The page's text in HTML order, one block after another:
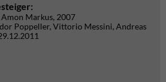
Markus, 2007
Poppeller, Vittorio Messini, Andreas